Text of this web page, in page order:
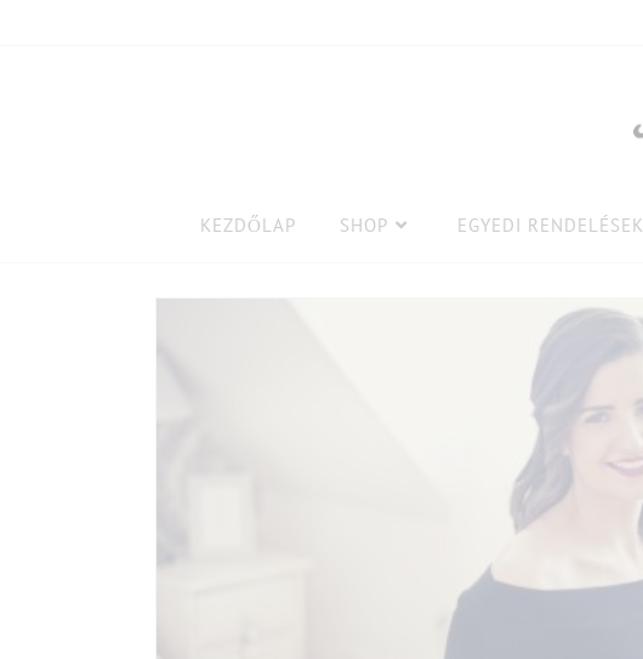
KEZDŐLAP SHOP EGYEDI RENDELÉSEK